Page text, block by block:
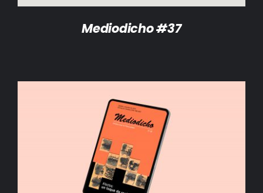
Mediodicho #37
AÑADIR AL CARRITO /